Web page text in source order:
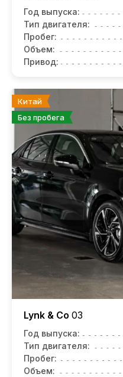
Год выпуска:
Тип двигателя:
Пробег:
Объем:
Привод:
Китай
Без пробега
Lynk & Co 03
Год выпуска:
Тип двигателя:
Пробег:
Объем: